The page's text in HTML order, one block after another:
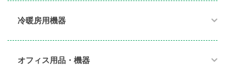
冷暖房用機器​
オフィス用品・機器​